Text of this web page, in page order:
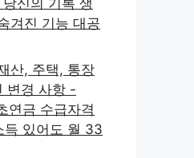
겨진 기능 대공
산, 주택, 통장
변경 사항 -
연금 수급자격
득 있어도 월 33